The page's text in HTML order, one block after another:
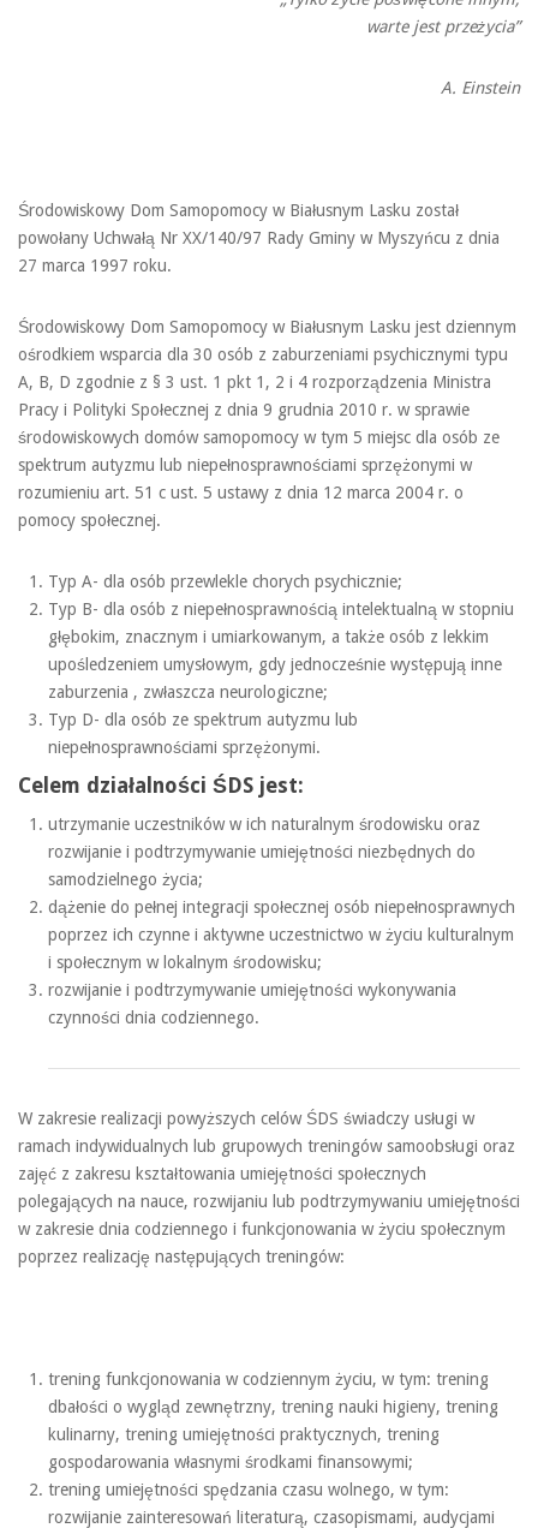
warte jest przeżycia”
A. Einstein
Środowiskowy Dom Samopomocy w Białusnym Lasku został
powołany Uchwałą Nr XX/140/97 Rady Gminy w Myszyńcu z dnia
27 marca 1997 roku.
Środowiskowy Dom Samopomocy w Białusnym Lasku jest dziennym
ośrodkiem wsparcia dla 30 osób z zaburzeniami psychicznymi typu
A, B, D zgodnie z § 3 ust. 1 pkt 1, 2 i 4 rozporządzenia Ministra
Pracy i Polityki Społecznej z dnia 9 grudnia 2010 r. w sprawie
środowiskowych domów samopomocy w tym 5 miejsc dla osób ze
spektrum autyzmu lub niepełnosprawnościami sprzężonymi w
rozumieniu art. 51 c ust. 5 ustawy z dnia 12 marca 2004 r. o
pomocy społecznej.
Typ A- dla osób przewlekle chorych psychicznie;
Typ B- dla osób z niepełnosprawnością intelektualną w stopniu
głębokim, znacznym i umiarkowanym, a także osób z lekkim
upośledzeniem umysłowym, gdy jednocześnie występują inne
zaburzenia , zwłaszcza neurologiczne;
Typ D- dla osób ze spektrum autyzmu lub
niepełnosprawnościami sprzężonymi.
Celem działalności ŚDS jest:
utrzymanie uczestników w ich naturalnym środowisku oraz
rozwijanie i podtrzymywanie umiejętności niezbędnych do
samodzielnego życia;
dążenie do pełnej integracji społecznej osób niepełnosprawnych
poprzez ich czynne i aktywne uczestnictwo w życiu kulturalnym
i społecznym w lokalnym środowisku;
rozwijanie i podtrzymywanie umiejętności wykonywania
czynności dnia codziennego.
W zakresie realizacji powyższych celów ŚDS świadczy usługi w
ramach indywidualnych lub grupowych treningów samoobsługi oraz
zajęć z zakresu kształtowania umiejętności społecznych
polegających na nauce, rozwijaniu lub podtrzymywaniu umiejętności
w zakresie dnia codziennego i funkcjonowania w życiu społecznym
poprzez realizację następujących treningów:
trening funkcjonowania w codziennym życiu, w tym: trening
dbałości o wygląd zewnętrzny, trening nauki higieny, trening
kulinarny, trening umiejętności praktycznych, trening
gospodarowania własnymi środkami finansowymi;
trening umiejętności spędzania czasu wolnego, w tym:
rozwijanie zainteresowań literaturą, czasopismami, audycjami